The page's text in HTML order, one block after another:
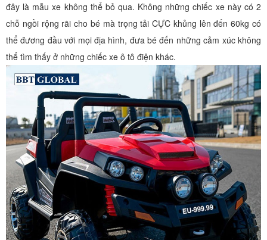
đây là mẫu xe không thể bỏ qua. Không những chiếc xe này có 2
chỗ ngồi rộng rãi cho bé mà trọng tải CỰC khủng lên đến 60kg có
thể đương đầu với mọi địa hình, đưa bé đến những cảm xúc không
thể tìm thấy ở những chiếc xe ô tô điện khác.